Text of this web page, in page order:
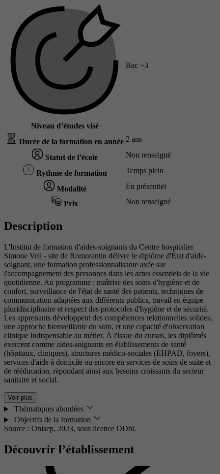
Niveau d’études visé
Bac +3
Durée de la formation en année 2 ans
Statut de l’école Non renseigné
Rythme de formation Temps plein
Modalité En présentiel
Prix Non renseigné
Description
L'Institut de formation d'aides-soignants du Centre hospitalier
Simone Veil - site de Romorantin délivre le diplôme d'État d'aide-
soignant, une formation professionnalisante axée sur
l'accompagnement des personnes dans les actes essentiels de la vie
quotidienne. Au programme : maîtrise des soins d'hygiène et de
confort, surveillance de l'état de santé des patients, techniques de
communication adaptées aux différents publics, travail en équipe
pluridisciplinaire et respect des protocoles d'hygiène et de sécurité.
Les apprenants développent des compétences relationnelles solides,
une approche bienveillante du soin, et une capacité d'observation
clinique indispensable au métier. À l'issue du cursus, les diplômés
exercent comme aides-soignants en établissements de santé
(hôpitaux, cliniques), structures médico-sociales (EHPAD, foyers),
services d'aide à domicile ou encore en services de soins de suite et
de rééducation, répondant ainsi aux besoins croissants du secteur
sanitaire et social.
Voir plus
Thématiques abordées
Objectifs de la formation
Source : Onisep, 2023, sous licence ODbl.
Découvrir l’établissement